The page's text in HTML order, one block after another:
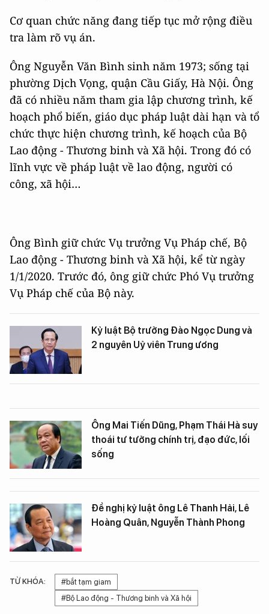
Cơ quan chức năng đang tiếp tục mở rộng điều
tra làm rõ vụ án.
Ông Nguyễn Văn Bình sinh năm 1973; sống tại
phường Dịch Vọng, quận Cầu Giấy, Hà Nội. Ông
đã có nhiều năm tham gia lập chương trình, kế
hoạch phổ biến, giáo dục pháp luật dài hạn và tổ
chức thực hiện chương trình, kế hoạch của Bộ
Lao động - Thương binh và Xã hội. Trong đó có
lĩnh vực về pháp luật về lao động, người có
công, xã hội…
Ông Bình giữ chức Vụ trưởng Vụ Pháp chế, Bộ
Lao động - Thương binh và Xã hội, kể từ ngày
1/1/2020. Trước đó, ông giữ chức Phó Vụ trưởng
Vụ Pháp chế của Bộ này.
Kỷ luật Bộ trưởng Đào Ngọc Dung và
2 nguyên Uỷ viên Trung ương
Ông Mai Tiến Dũng, Phạm Thái Hà suy
thoái tư tưởng chính trị, đạo đức, lối
sống
Đề nghị kỷ luật ông Lê Thanh Hải, Lê
Hoàng Quân, Nguyễn Thành Phong
TỪ KHÓA:
#bắt tạm giam
#Bộ Lao động - Thương binh và Xã hội